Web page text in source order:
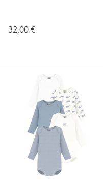
32,00 €